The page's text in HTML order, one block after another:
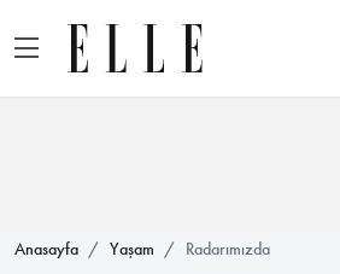
Anasayfa Yaşam Radarımızda